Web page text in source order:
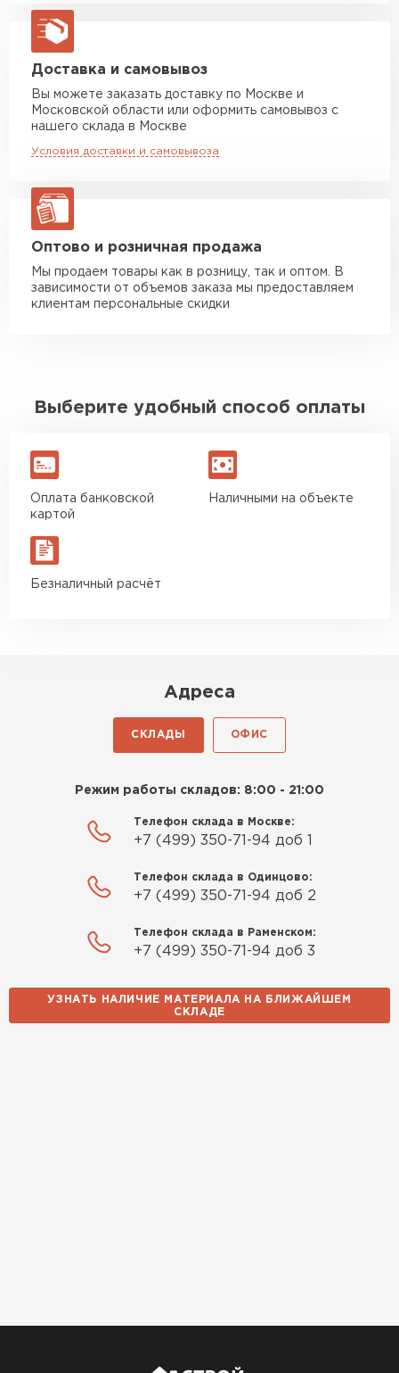
Машина до 20 тн до 80 м3
макс. длина груза 13,5 м
Манипулятор до 5 тн
Манипулятор до 10 тн
макс. длина груза 8 м
макс. длина груза 13,5 м
ЗАКАЗАТЬ С ДОСТАВКОЙ
Доставка и самовывоз
Вы можете заказать доставку по Москве и
Московской области или оформить самовывоз с
нашего склада в Москве
Условия доставки и самовывоза
Оптово и розничная продажа
Мы продаем товары как в розницу, так и оптом. В
зависимости от объемов заказа мы предоставляем
клиентам персональные скидки
Выберите удобный способ оплаты
Оплата банковской
картой
Наличными на объекте
Безналичный расчёт
Адреса
СКЛАДЫ ОФИС
Режим работы складов: 8:00 - 21:00
Телефон склада в Москве:
+7 (499) 350-71-94 доб 1
Телефон склада в Одинцово:
+7 (499) 350-71-94 доб 2
Телефон склада в Раменском:
+7 (499) 350-71-94 доб 3
УЗНАТЬ НАЛИЧИЕ МАТЕРИАЛА НА БЛИЖАЙШЕМ
СКЛАДЕ